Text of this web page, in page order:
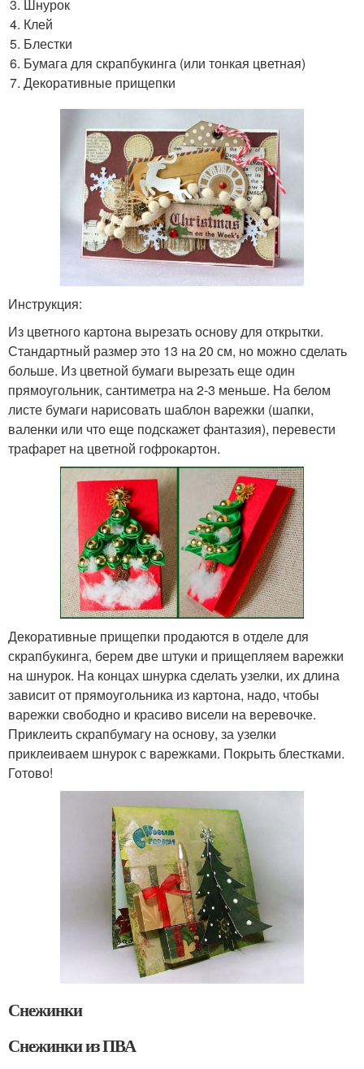
Шнурок
Клей
Блестки
Бумага для скрапбукинга (или тонкая цветная)
Декоративные прищепки
Инструкция:
Из цветного картона вырезать основу для открытки.
Стандартный размер это 13 на 20 см, но можно сделать
больше. Из цветной бумаги вырезать еще один
прямоугольник, сантиметра на 2-3 меньше. На белом
листе бумаги нарисовать шаблон варежки (шапки,
валенки или что еще подскажет фантазия), перевести
трафарет на цветной гофрокартон.
Декоративные прищепки продаются в отделе для
скрапбукинга, берем две штуки и прищепляем варежки
на шнурок. На концах шнурка сделать узелки, их длина
зависит от прямоугольника из картона, надо, чтобы
варежки свободно и красиво висели на веревочке.
Приклеить скрапбумагу на основу, за узелки
приклеиваем шнурок с варежками. Покрыть блестками.
Готово!
Снежинки
Снежинки из ПВА